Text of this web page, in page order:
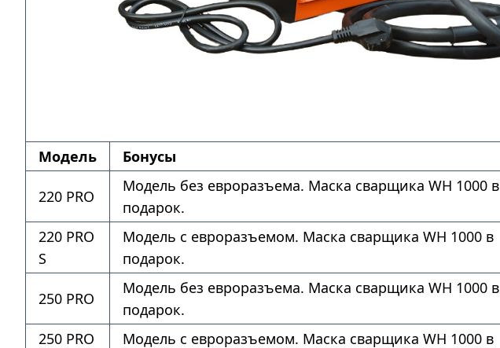
Модель Бонусы
220 PRO
Модель без евроразъема. Маска сварщика WH 1000 в
подарок.
220 PRO
S
Модель с евроразъемом. Маска сварщика WH 1000 в
подарок.
250 PRO
Модель без евроразъема. Маска сварщика WH 1000 в
подарок.
250 PRO Модель с евроразъемом. Маска сварщика WH 1000 в